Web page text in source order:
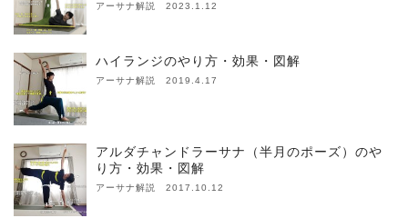
アーサナ解説 2023.1.12
ハイランジのやり方・効果・図解
アーサナ解説 2019.4.17
アルダチャンドラーサナ（半月のポーズ）のや
り方・効果・図解
アーサナ解説 2017.10.12